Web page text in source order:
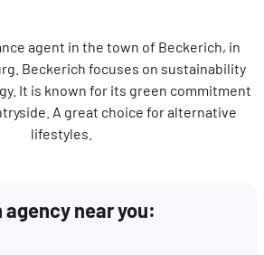
site
agent in the town of Beckerich, in
Beckerich focuses on sustainability
It is known for its green commitment
A great choice for alternative
lifestyles.
near you: